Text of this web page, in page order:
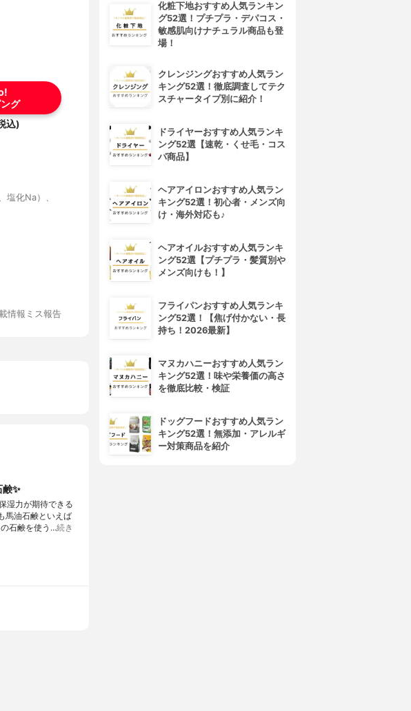
グ
込)
塩化Na）、
情報ミス報告
✨
湿力が期待できる
馬油石鹸といえば
石鹸を使う…続き
化粧下地おすすめ人気ランキン
グ52選！プチプラ・デパコス・
敏感肌向けナチュラル商品も登
場！
クレンジングおすすめ人気ラン
キング52選！徹底調査してテク
スチャータイプ別に紹介！
ドライヤーおすすめ人気ランキ
ング52選【速乾・くせ毛・コス
パ商品】
ヘアアイロンおすすめ人気ラン
キング52選！初心者・メンズ向
け・海外対応も♪
ヘアオイルおすすめ人気ランキ
ング52選【プチプラ・髪質別や
メンズ向けも！】
フライパンおすすめ人気ランキ
ング52選！【焦げ付かない・長
持ち！2026最新】
マヌカハニーおすすめ人気ラン
キング52選！味や栄養価の高さ
を徹底比較・検証
ドッグフードおすすめ人気ラン
キング52選！無添加・アレルギ
ー対策商品を紹介